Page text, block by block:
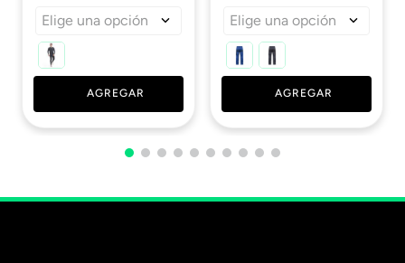
Elige una opción
AGREGAR
Elige una opción
AGREGAR